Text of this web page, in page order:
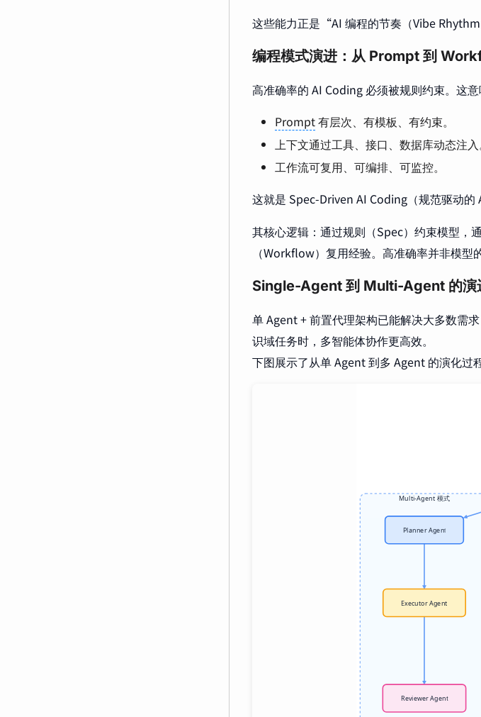
这些能力正是“AI 编程的节奏（Vibe Rhythm
编程模式演进：从 Prompt 到
高准确率的 AI Coding 必须被规则约束。这意
Prompt有层次、有模板、有约束。
上下文通过工具、接口、数据库动态注入
工作流可复用、可编排、可监控。
这就是 Spec-Driven AI Coding（规范驱动的
其核心逻辑：通过规则（Spec）约束模型，
（Workflow）复用经验。高准确率并非模
Single-Agent 到 Multi-Agent 的演
单 Agent + 前置代理架构已能解决大多数需
识域任务时，多智能体协作更高效。
下图展示了从单 Agent 到多 Agent 的演化过